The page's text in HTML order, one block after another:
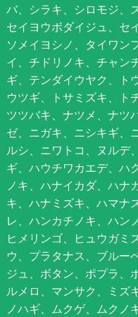
バ、シラキ、シロモジ、
セイヨウボダイジュ、セ
ソメイヨシノ、タイワン
イ、チドリノキ、チャン
ギ、テンダイウヤク、ト
ウツギ、トサミズキ、ト
ツツバキ、ナツメ、ナツ
ゼ、ニガキ、ニシキギ、
ルシ、ニワトコ、ヌルデ
ギ、ハウチワカエデ、ハ
ノキ、ハナイカダ、ハナ
キ、ハナミズキ、ハマナ
レ、ハンカチノキ、ハン
ヒメリンゴ、ヒュウガミ
ウ、プラタナス、ブルー
ジュ、ボタン、ポプラ、
ルメロ、マンサク、ミズ
ノハギ、ムクゲ、ムクノ